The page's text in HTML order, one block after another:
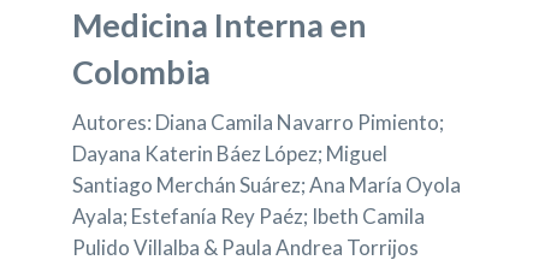
Medicina Interna en
Colombia
Autores: Diana Camila Navarro Pimiento;
Dayana Katerin Báez López; Miguel
Santiago Merchán Suárez; Ana María Oyola
Ayala; Estefanía Rey Paéz; Ibeth Camila
Pulido Villalba & Paula Andrea Torrijos